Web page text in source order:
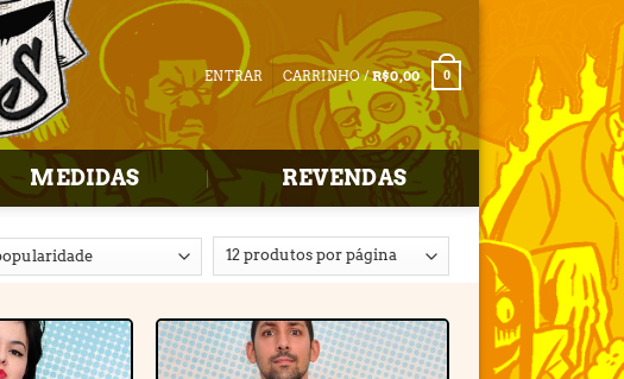
ENTRAR CARRINHO /R$0,00 0
MEDIDAS REVENDAS